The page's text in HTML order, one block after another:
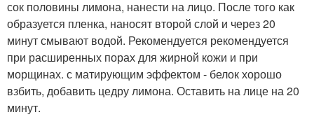
сок половины лимона, нанести на лицо. После того как
образуется пленка, наносят второй слой и через 20
минут смывают водой. Рекомендуется рекомендуется
при расширенных порах для жирной кожи и при
морщинах. с матирующим эффектом - белок хорошо
взбить, добавить цедру лимона. Оставить на лице на 20
минут.